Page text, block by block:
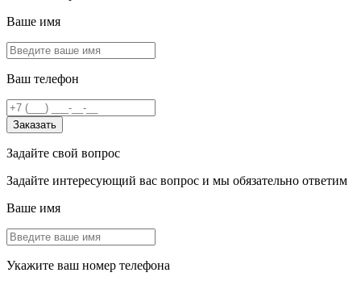
Ваше имя
Ваш телефон
Заказать
Задайте свой вопрос
Задайте интересующий вас вопрос и мы обязательно ответим
Ваше имя
Укажите ваш номер телефона